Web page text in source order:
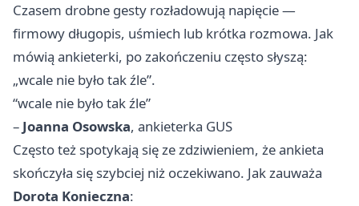
Czasem drobne gesty rozładowują napięcie —
firmowy długopis, uśmiech lub krótka rozmowa. Jak
mówią ankieterki, po zakończeniu często słyszą:
„wcale nie było tak źle”.
“wcale nie było tak źle”
– Joanna Osowska, ankieterka GUS
Często też spotykają się ze zdziwieniem, że ankieta
skończyła się szybciej niż oczekiwano. Jak zauważa
Dorota Konieczna: